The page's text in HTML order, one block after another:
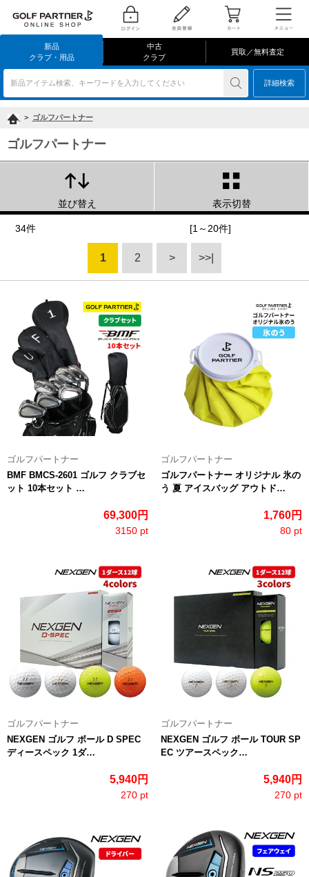
新品
クラブ・用品
中古
クラブ
買取／無料査定
新品アイテム検索、キーワードを入力してください 詳細検索
> ゴルフパートナー
ゴルフパートナー
並び替え 表示切替
34件 [1～20件]
1 2 > >>|
ゴルフパートナー
BMF BMCS‐2601 ゴルフ クラブセ
ット 10本セット …
69,300円
3150 pt
ゴルフパートナー
ゴルフパートナー オリジナル 氷の
う 夏 アイスバッグ アウトド…
1,760円
80 pt
ゴルフパートナー
NEXGEN ゴルフ ボール D SPEC
ディースペック 1ダ…
5,940円
270 pt
ゴルフパートナー
NEXGEN ゴルフ ボール TOUR SP
EC ツアースペック…
5,940円
270 pt